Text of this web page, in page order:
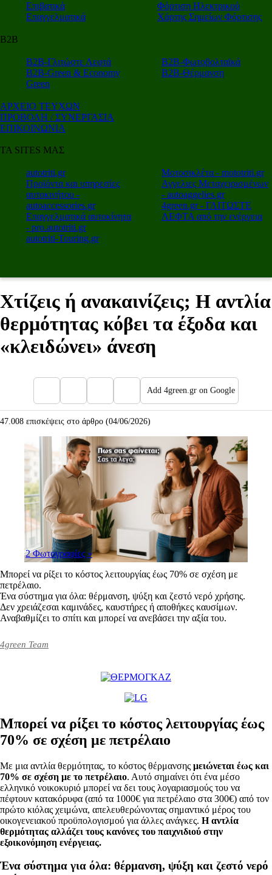
Επιβατικά
Επαγγελματικά
Φόρτιση Ηλεκτρικού
Χάρτης Σημείων Φόρτισης
Β2Β
Β2Β-Γλιτώστε Λεφτά
Β2Β-Green & Economy
Green
Β2Β-Φωτοβολταϊκά
Β2Β-Θέρμανση
ΑΡΧΕΙΟ ΤΕΥΧΩΝ
ΠΡΟΒΟΛΗ / ΣΥΝΕΡΓΑΣΙΑ
ΕΠΙΚΟΙΝΩΝΙΑ
ΤΑ SITES ΜΑΣ
autotriti.gr
Προϊόντα και υπηρεσίες
αυτοκινήτου -
autoaccessories.gr
Επαγγελματικά αυτοκίνητα
- pro.autotriti.gr
autotriti-Touring.gr
Μοτοσικλέτα - mototriti.gr
Αγγελιες Μεταχειρισμένων
- autoaggelies.gr
4green.gr - ΓΛΙΤΩΣΤΕ
ΛΕΦΤΑ από την ενέργεια
Χτίζεις ή ανακαινίζεις; Η αντλία
θερμότητας κόβει τα έξοδα και
«κλειδώνει» άνεση
Add 4green.gr on Google
47.008 επισκέψεις στο άρθρο (04/06/2026)
2 Φωτογραφίες »
Μπορεί να ρίξει το κόστος λειτουργίας έως 70% σε σχέση με
πετρέλαιο.
Ένα σύστημα για όλα: θέρμανση, ψύξη και ζεστό νερό χρήσης.
Δεν χρειάζεσαι καμινάδες, καυστήρες ή αποθήκες καυσίμων.
Αναβαθμίζει το σπίτι και μπορεί να ανεβάσει την αξία του.
4green Team
Μπορεί να ρίξει το κόστος λειτουργίας έως
70% σε σχέση με πετρέλαιο
Με μια αντλία θερμότητας, το κόστος θέρμανσης μειώνεται έως και
70% σε σχέση με το πετρέλαιο. Αυτό σημαίνει ότι ένα μέσο
ελληνικό νοικοκυριό μπορεί να δει τους λογαριασμούς του να
πέφτουν κατακόρυφα (από τα 1000€ για πετρέλαιο στα 300€) από τον
πρώτο κιόλας χειμώνα, απελευθερώνοντας σημαντικό μέρος του
οικογενειακού προϋπολογισμού για άλλες ανάγκες. Η αντλία
θερμότητας αλλάζει τους κανόνες του παιχνιδιού στην
εξοικονόμηση ενέργειας.
Ένα σύστημα για όλα: θέρμανση, ψύξη και ζεστό νερό